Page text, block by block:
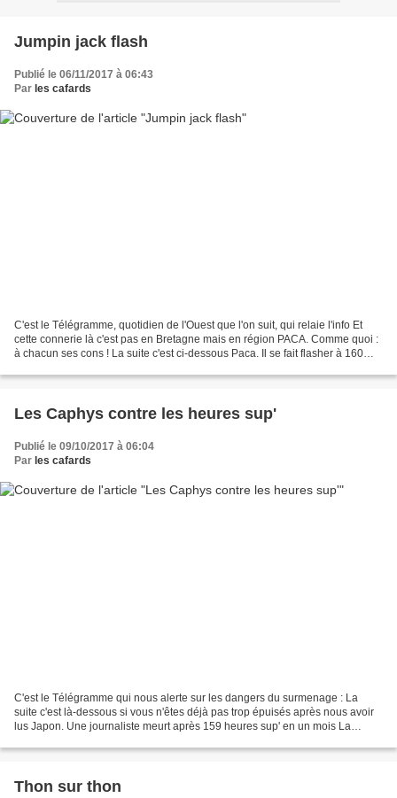
Jumpin jack flash
Publié le 06/11/2017 à 06:43
Par les cafards
C'est le Télégramme, quotidien de l'Ouest que l'on suit, qui relaie l'info Et
cette connerie là c'est pas en Bretagne mais en région PACA. Comme quoi :
à chacun ses cons ! La suite c'est ci-dessous Paca. Il se fait flasher à 160
Les Caphys contre les heures sup'
Publié le 09/10/2017 à 06:04
Par les cafards
C'est le Télégramme qui nous alerte sur les dangers du surmenage : La
suite c'est là-dessous si vous n'êtes déjà pas trop épuisés après nous avoir
lus Japon. Une journaliste meurt après 159 heures sup' en un mois La
Thon sur thon